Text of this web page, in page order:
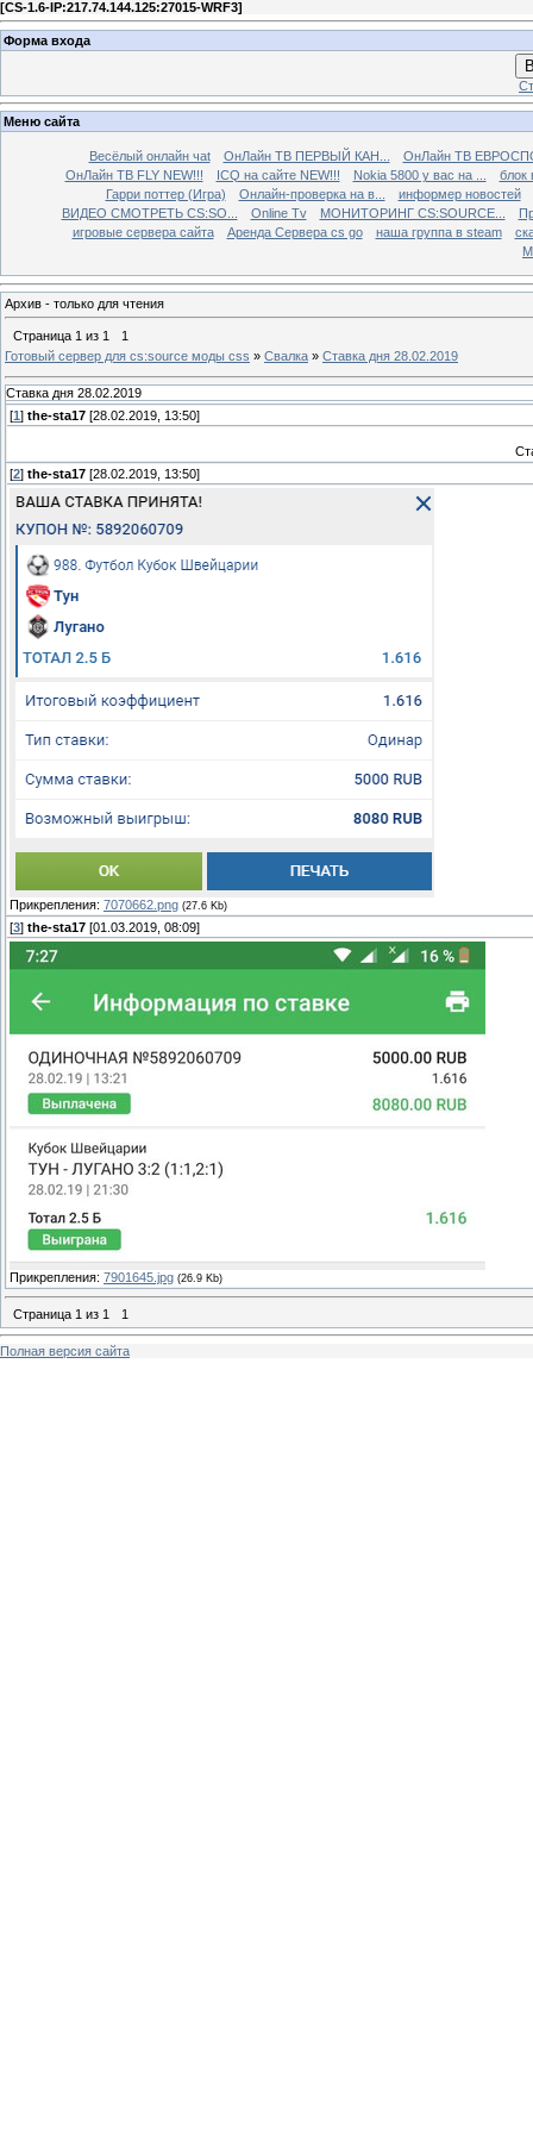
[CS-1.6-IP:217.74.144.125:27015-WRF3]
Форма входа
Меню сайта
Весёлый онлайн чаt ОнЛайн ТВ ПЕРВЫЙ КАН...
ОнЛайн ТВ
ОнЛайн ТВ FLY NEW!!!
ICQ на сайте NEW!!! Nokia 5800 у вас на ...
блок
Гарри поттер (Игра)
Онлайн-проверка на в...
информер новостей
ВИДЕО СМОТРЕТЬ CS:SO...
Online Tv МОНИТОРИНГ CS:SOURCE...
игровые сервера сайта
Аренда Сервера cs go наша группа в steam
Архив - только для чтения
Страница 1 из 1
1
Готовый сервер для cs:source моды css » Свалка » Ставка дня 28.02.2019
Ставка дня 28.02.2019
[1 ] the-sta17 [28.02.2019, 13:50]
[2] the-sta17 [28.02.2019, 13:50]
Прикрепления: 7070662.png (27.6 Kb)
[3] the-sta17 [01.03.2019, 08:09]
Прикрепления: 7901645.jpg (26.9 Kb)
Страница 1 из 1 1
Полная версия сайта